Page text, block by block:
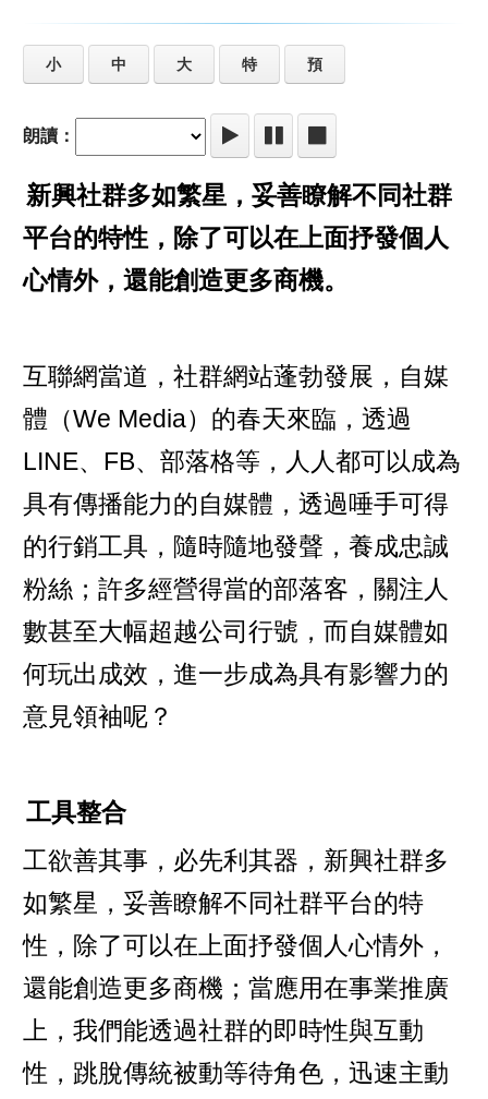
小 中 大 特 預
朗讀：
新興社群多如繁星，妥善瞭解不同社群
平台的特性，除了可以在上面抒發個人
心情外，還能創造更多商機。
互聯網當道，社群網站蓬勃發展，自媒
體（We Media）的春天來臨，透過
LINE、FB、部落格等，人人都可以成為
具有傳播能力的自媒體，透過唾手可得
的行銷工具，隨時隨地發聲，養成忠誠
粉絲；許多經營得當的部落客，關注人
數甚至大幅超越公司行號，而自媒體如
何玩出成效，進一步成為具有影響力的
意見領袖呢？
工具整合
工欲善其事，必先利其器，新興社群多
如繁星，妥善瞭解不同社群平台的特
性，除了可以在上面抒發個人心情外，
還能創造更多商機；當應用在事業推廣
上，我們能透過社群的即時性與互動
性，跳脫傳統被動等待角色，迅速主動